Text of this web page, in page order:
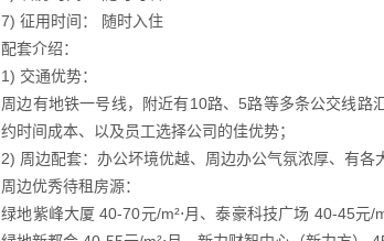
7) 征用时间： 随时入住
配套介绍：
1) 交通优势：
周边有地铁一号线，附近有10路、5路等多条公交线
约时间成本、以及员工选择公司的佳优势；
2) 周边配套：办公坏境优越、周边办公气氛浓厚、有各
周边优秀待租房源：
绿地紫峰大厦 40-70元/m²⋅月、泰豪科技广场 40-45元/